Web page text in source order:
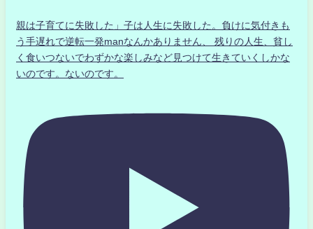
親は子育てに失敗した」子は人生に失敗した。負けに気付きも
う手遅れで逆転一発manなんかありません、 残りの人生、貧し
く食いつないでわずかな楽しみなど見つけて生きていくしかな
いのです。ないのです。